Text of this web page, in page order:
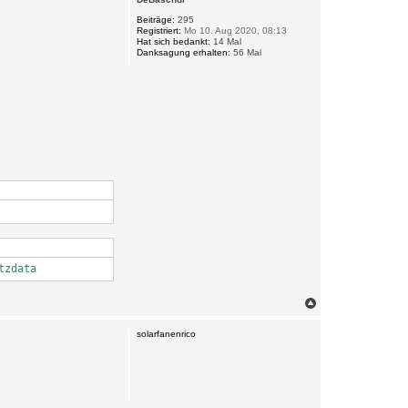
Beiträge: 295
Registriert: Mo 10. Aug 2020, 08:13
Hat sich bedankt: 14 Mal
Danksagung erhalten: 56 Mal
solarfanenrico